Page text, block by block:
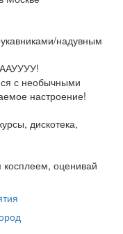
надувным
с необычными
настроение!
дискотека,
косплеем, оценивай